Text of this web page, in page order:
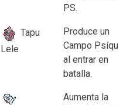
PS.
Tapu
Lele
Produce un
Campo
al entrar en
batalla.
Aumenta la